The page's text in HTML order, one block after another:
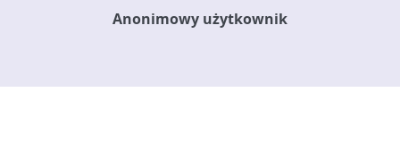
Anonimowy użytkownik